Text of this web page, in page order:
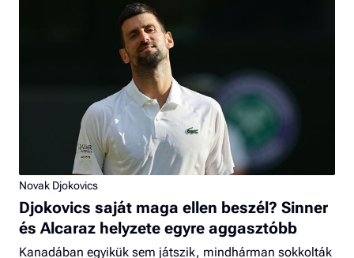
Novak Djokovics
Djokovics saját maga ellen beszél? Sinner
és Alcaraz helyzete egyre aggasztóbb
Kanadában egyikük sem játszik, mindhárman sokkolták